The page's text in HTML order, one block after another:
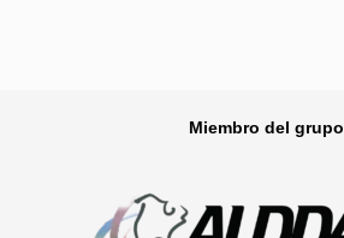
Miembro del grupo